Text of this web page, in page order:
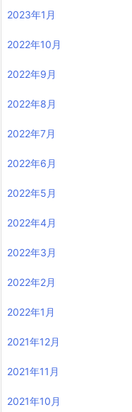
2023年1月
2022年10月
2022年9月
2022年8月
2022年7月
2022年6月
2022年5月
2022年4月
2022年3月
2022年2月
2022年1月
2021年12月
2021年11月
2021年10月